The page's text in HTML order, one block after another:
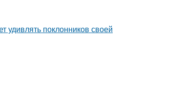
удивлять поклонников своей